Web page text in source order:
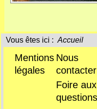
Vous êtes ici : Accueil
Mentions
légales
Nous
contacter
Foire aux
questions